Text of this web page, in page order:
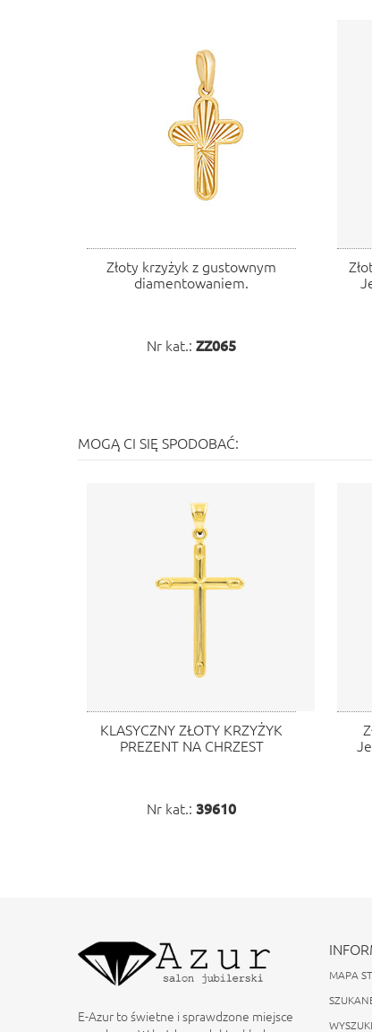
Złoty krzyżyk z gustownym
diamentowaniem.
Nr kat.: ZZ065
MOGĄ CI SIĘ SPODOBAĆ:
KLASYCZNY ZŁOTY KRZYŻYK
PREZENT NA CHRZEST
Nr kat.: 39610
E-Azur to świetne i sprawdzone miejsce
MAPA